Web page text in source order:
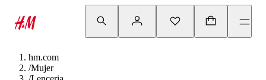
hm.com
/Mujer